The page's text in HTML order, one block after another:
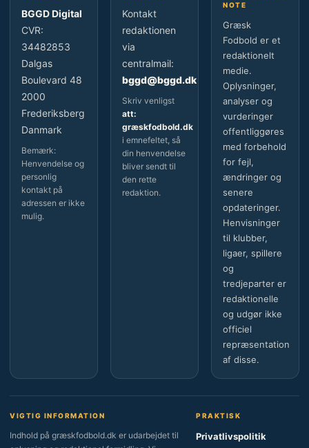
BGGD Digital
CVR:
34482853
Dalgas
Boulevard 48
2000
Frederiksberg
Danmark
Bemærk:
Henvendelse og
personlig
kontakt på
adressen er ikke
mulig.
Kontakt
redaktionen
via
centralmail:
bggd@bggd.dk
Skriv venligst
att:
græskfodbold.dk
i emnefeltet, så
din henvendelse
bliver sendt til
den rette
redaktion.
NOTE
Græsk
Fodbold er et
redaktionelt
medie.
Oplysninger,
analyser og
vurderinger
offentliggøres
med forbehold
for fejl,
ændringer og
senere
opdateringer.
Henvisninger
til klubber,
ligaer, spillere
og
tredjeparter er
redaktionelle
og udgør ikke
officiel
repræsentation
af disse.
VIGTIG INFORMATION
Indhold på græskfodbold.dk er udarbejdet til
PRAKTISK
Privatlivspolitik